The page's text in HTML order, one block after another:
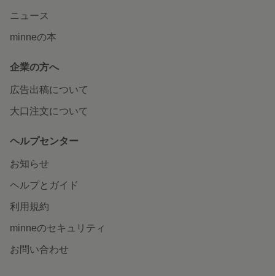
ニュース
minneの本
企業の方へ
広告出稿について
大口注文について
ヘルプセンター
お知らせ
ヘルプとガイド
利用規約
minneのセキュリティ
お問い合わせ